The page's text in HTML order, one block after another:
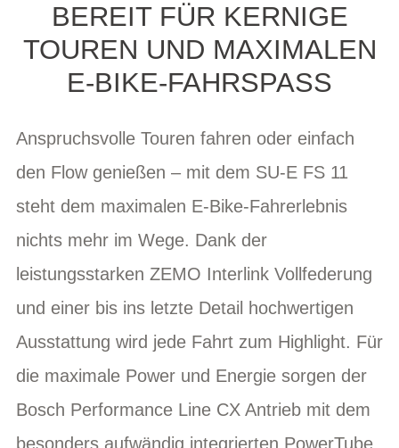
BEREIT FÜR KERNIGE
TOUREN UND MAXIMALEN
E-BIKE-FAHRSPASS
Anspruchsvolle Touren fahren oder einfach
den Flow genießen – mit dem SU-E FS 11
steht dem maximalen E-Bike-Fahrerlebnis
nichts mehr im Wege. Dank der
leistungsstarken ZEMO Interlink Vollfederung
und einer bis ins letzte Detail hochwertigen
Ausstattung wird jede Fahrt zum Highlight. Für
die maximale Power und Energie sorgen der
Bosch Performance Line CX Antrieb mit dem
besonders aufwändig integrierten PowerTube